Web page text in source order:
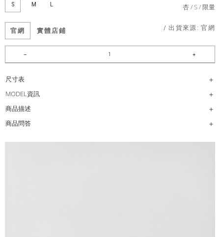
S M L 杏 S 限量
官網 實體店鋪 / 出貨來源:官網
尺寸表
MODEL資訊
商品描述
商品問答